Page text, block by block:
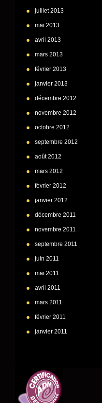
juillet 2013
mai 2013
avril 2013
mars 2013
février 2013
janvier 2013
décembre 2012
novembre 2012
octobre 2012
septembre 2012
août 2012
mars 2012
février 2012
janvier 2012
décembre 2011
novembre 2011
septembre 2011
juin 2011
mai 2011
avril 2011
mars 2011
février 2011
janvier 2011